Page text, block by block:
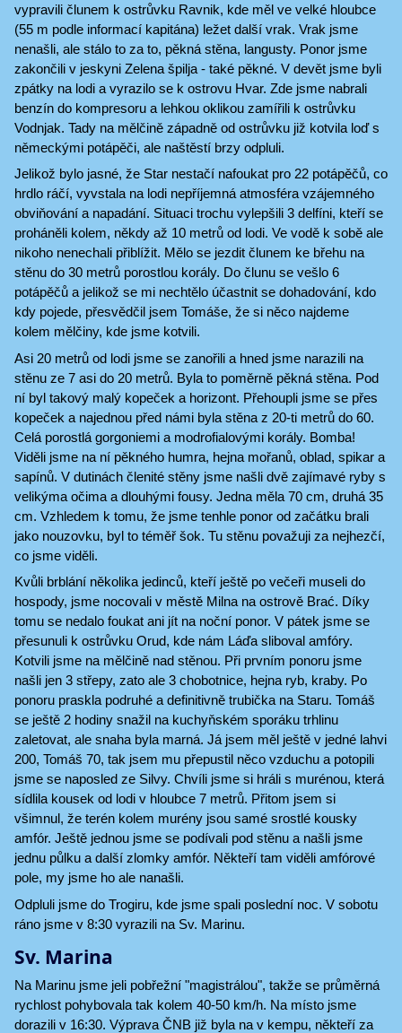
vypravili člunem k ostrůvku Ravnik, kde měl ve velké hloubce
(55 m podle informací kapitána) ležet další vrak. Vrak jsme
nenašli, ale stálo to za to, pěkná stěna, langusty. Ponor jsme
zakončili v jeskyni Zelena špilja - také pěkné. V devět jsme byli
zpátky na lodi a vyrazilo se k ostrovu Hvar. Zde jsme nabrali
benzín do kompresoru a lehkou oklikou zamířili k ostrůvku
Vodnjak. Tady na mělčině západně od ostrůvku již kotvila loď s
německými potápěči, ale naštěstí brzy odpluli.
Jelikož bylo jasné, že Star nestačí nafoukat pro 22 potápěčů, co
hrdlo ráčí, vyvstala na lodi nepříjemná atmosféra vzájemného
obviňování a napadání. Situaci trochu vylepšili 3 delfíni, kteří se
proháněli kolem, někdy až 10 metrů od lodi. Ve vodě k sobě ale
nikoho nenechali přiblížit. Mělo se jezdit člunem ke břehu na
stěnu do 30 metrů porostlou korály. Do člunu se vešlo 6
potápěčů a jelikož se mi nechtělo účastnit se dohadování, kdo
kdy pojede, přesvědčil jsem Tomáše, že si něco najdeme
kolem mělčiny, kde jsme kotvili.
Asi 20 metrů od lodi jsme se zanořili a hned jsme narazili na
stěnu ze 7 asi do 20 metrů. Byla to poměrně pěkná stěna. Pod
ní byl takový malý kopeček a horizont. Přehoupli jsme se přes
kopeček a najednou před námi byla stěna z 20-ti metrů do 60.
Celá porostlá gorgoniemi a modrofialovými korály. Bomba!
Viděli jsme na ní pěkného humra, hejna mořanů, oblad, spikar a
sapínů. V dutinách členité stěny jsme našli dvě zajímavé ryby s
velikýma očima a dlouhými fousy. Jedna měla 70 cm, druhá 35
cm. Vzhledem k tomu, že jsme tenhle ponor od začátku brali
jako nouzovku, byl to téměř šok. Tu stěnu považuji za nejhezčí,
co jsme viděli.
Kvůli brblání několika jedinců, kteří ještě po večeři museli do
hospody, jsme nocovali v městě Milna na ostrově Brać. Díky
tomu se nedalo foukat ani jít na noční ponor. V pátek jsme se
přesunuli k ostrůvku Orud, kde nám Láďa sliboval amfóry.
Kotvili jsme na mělčině nad stěnou. Při prvním ponoru jsme
našli jen 3 střepy, zato ale 3 chobotnice, hejna ryb, kraby. Po
ponoru praskla podruhé a definitivně trubička na Staru. Tomáš
se ještě 2 hodiny snažil na kuchyňském sporáku trhlinu
zaletovat, ale snaha byla marná. Já jsem měl ještě v jedné lahvi
200, Tomáš 70, tak jsem mu přepustil něco vzduchu a potopili
jsme se naposled ze Silvy. Chvíli jsme si hráli s murénou, která
sídlila kousek od lodi v hloubce 7 metrů. Přitom jsem si
všimnul, že terén kolem murény jsou samé srostlé kousky
amfór. Ještě jednou jsme se podívali pod stěnu a našli jsme
jednu půlku a další zlomky amfór. Někteří tam viděli amfórové
pole, my jsme ho ale nanašli.
Odpluli jsme do Trogiru, kde jsme spali poslední noc. V sobotu
ráno jsme v 8:30 vyrazili na Sv. Marinu.
Sv. Marina
Na Marinu jsme jeli pobřežní "magistrálou", takže se průměrná
rychlost pohybovala tak kolem 40-50 km/h. Na místo jsme
dorazili v 16:30. Výprava ČNB již byla na v kempu, někteří za